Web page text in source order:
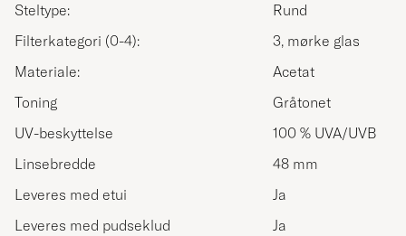
Steltype:
Rund
Filterkategori (0-4):
3, mørke glas
Materiale:
Acetat
Toning
Gråtonet
UV-beskyttelse
100 % UVA/UVB
Linsebredde
48 mm
Leveres med etui
Ja
Leveres med pudseklud
Ja